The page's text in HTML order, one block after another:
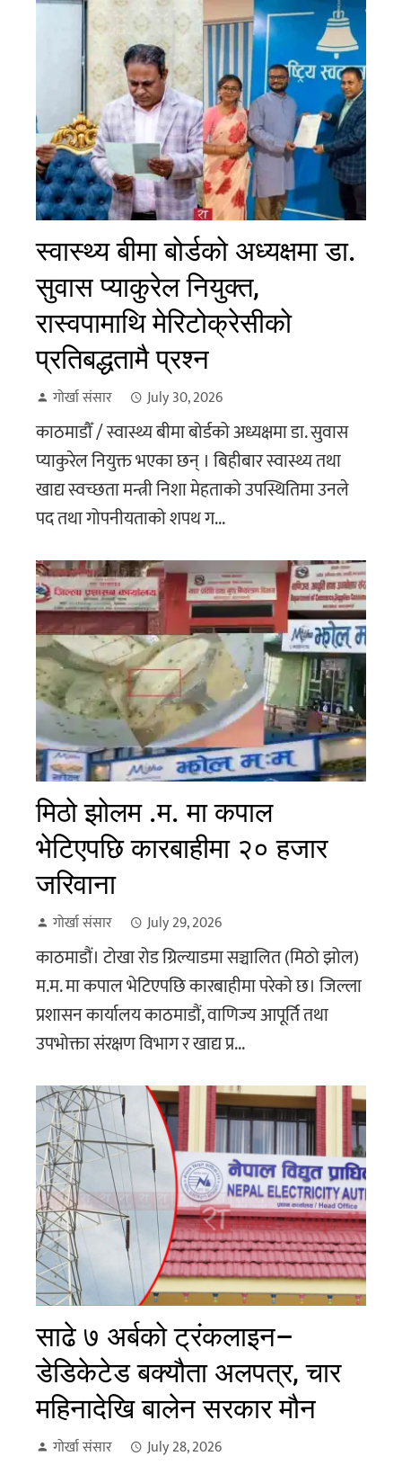
स्वास्थ्य बीमा बोर्डको अध्यक्षमा डा.
सुवास प्याकुरेल नियुक्त,
रास्वपामाथि मेरिटोक्रेसीको
प्रतिबद्धतामै प्रश्न
गोर्खा संसार July 30, 2026
काठमाडौँ / स्वास्थ्य बीमा बोर्डको अध्यक्षमा डा. सुवास
प्याकुरेल नियुक्त भएका छन् । बिहीबार स्वास्थ्य तथा
खाद्य स्वच्छता मन्त्री निशा मेहताको उपस्थितिमा उनले
पद तथा गोपनीयताको शपथ ग...
मिठो झोलम .म. मा कपाल
भेटिएपछि कारबाहीमा २० हजार
जरिवाना
गोर्खा संसार July 29, 2026
काठमाडौं। टोखा रोड ग्रिल्याडमा सञ्चालित (मिठो झोल)
म.म. मा कपाल भेटिएपछि कारबाहीमा परेको छ। जिल्ला
प्रशासन कार्यालय काठमाडौं, वाणिज्य आपूर्ति तथा
उपभोक्ता संरक्षण विभाग र खाद्य प्र...
साढे ७ अर्बको ट्रंकलाइन–
डेडिकेटेड बक्यौता अलपत्र, चार
महिनादेखि बालेन सरकार मौन
गोर्खा संसार July 28, 2026